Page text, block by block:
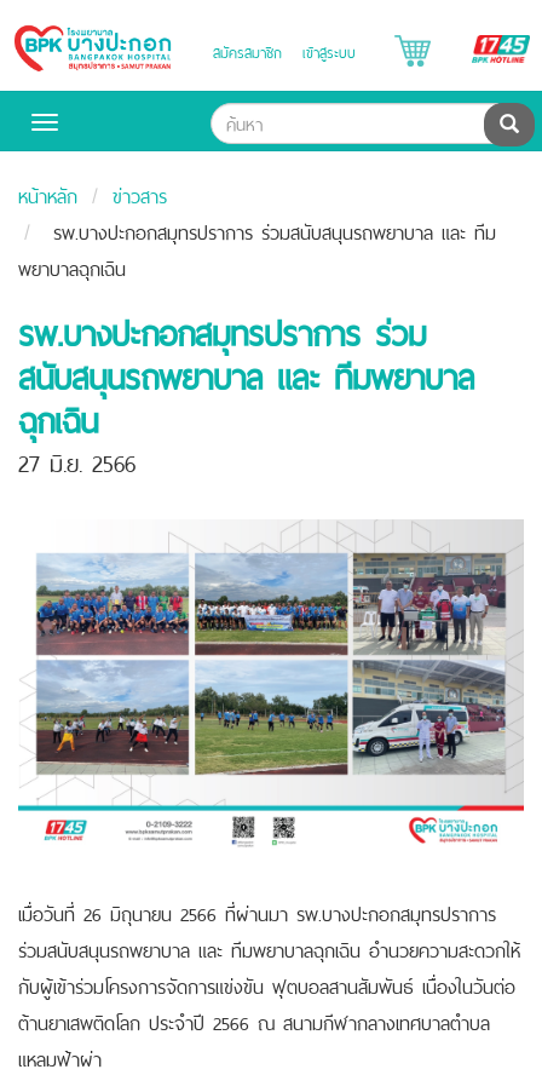
Bangpakok
Hospital
สมัครสมาชิก เข้าสู่ระบบ
Toggle
ค้น
หน้าหลัก
ข่าวสาร
รพ.บางปะกอกสมุทรปราการ ร่วมสนับสนุนรถพยาบาล และ ทีม
พยาบาลฉุกเฉิน
รพ.บางปะกอกสมุทรปราการ ร่วม
สนับสนุนรถพยาบาล และ ทีมพยาบาล
ฉุกเฉิน
27 มิ.ย. 2566
เมื่อวันที่ 26 มิถุนายน 2566 ที่ผ่านมา รพ.บางปะกอกสมุทรปราการ
ร่วมสนับสนุนรถพยาบาล และ ทีมพยาบาลฉุกเฉิน อำนวยความสะดวกให้
กับผู้เข้าร่วมโครงการจัดการแข่งขัน ฟุตบอลสานสัมพันธ์ เนื่องในวันต่อ
ต้านยาเสพติดโลก ประจำปี 2566 ณ สนามกีฬากลางเทศบาลตำบล
แหลมฟ้าผ่า